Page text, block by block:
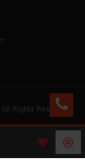
Rights Reserved